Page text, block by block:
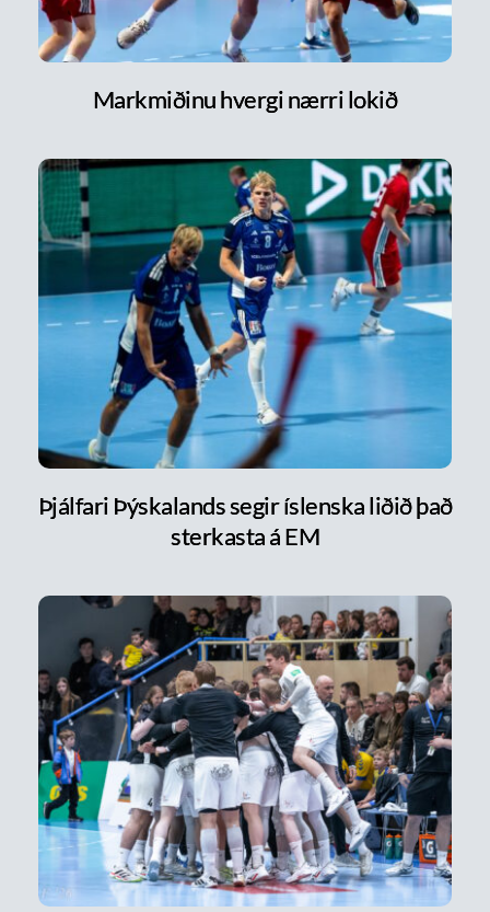
Markmiðinu hvergi nærri lokið
Þjálfari Þýskalands segir íslenska liðið það
sterkasta á EM